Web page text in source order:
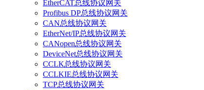
EtherCAT总线协议网关
Profibus DP总线协议网关
CAN总线协议网关
EtherNet/IP总线协议网关
CANopen总线协议网关
DeviceNet总线协议网关
CCLK总线协议网关
CCLKIE总线协议网关
TCP总线协议网关